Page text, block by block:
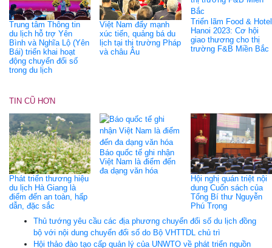
Trung tâm Thông tin
du lịch hỗ trợ Yên
Bình và Nghĩa Lộ (Yên
Bái) triển khai hoạt
động chuyển đổi số
trong du lịch
Việt Nam đẩy mạnh
xúc tiến, quảng bá du
lịch tại thị trường Pháp
và châu Âu
Triển lãm Food & Hotel
Hanoi 2023: Cơ hội
giao thương cho thị
trường F&B Miền Bắc
TIN CŨ HƠN
Phát triển thương hiệu
du lịch Hà Giang là
điểm đến an toàn, hấp
dẫn, đặc sắc
Báo quốc tế ghi nhận
Việt Nam là điểm đến
đa dạng văn hóa
Hội nghị quán triệt nội
dung Cuốn sách của
Tổng Bí thư Nguyễn
Phú Trọng
Thủ tướng yêu cầu các địa phương chuyển đổi số du lịch đồng
bộ với nội dung chuyển đổi số do Bộ VHTTDL chủ trì
Hội thảo đào tạo cấp quản lý của UNWTO về phát triển nguồn